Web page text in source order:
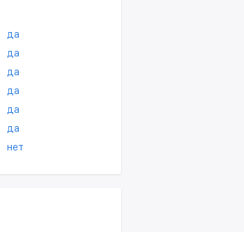
да
да
да
да
да
да
нет